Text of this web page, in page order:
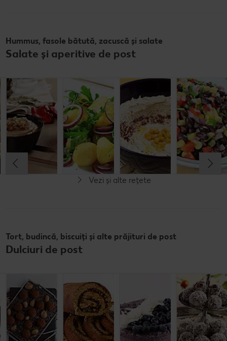
Hummus, fasole bătută, zacuscă și salate
Salate și aperitive de post
Salată de
paste și
legume
Cel mult 60 minute
Rafinat
Rețetă: Fasole
bătută
Cel mult 60 minute
Rafinat
rucola și
cartofi
Cel mult 60 minute
Simplu
Hummus cu
pastă de
susan
Cel mult 30 minute
Simplu
Vezi și alte rețete
Tort, budincă, biscuiți și alte prăjituri de post
Dulciuri de post
Trufe raw
vegan
Cel mult 60 minute
Rafinat
Sfere de rom
Cel mult 60 minute
Simplu
Cel mult 60 minute
Rafinat
Budincă de
chia
Cel mult 30 minute
Simplu